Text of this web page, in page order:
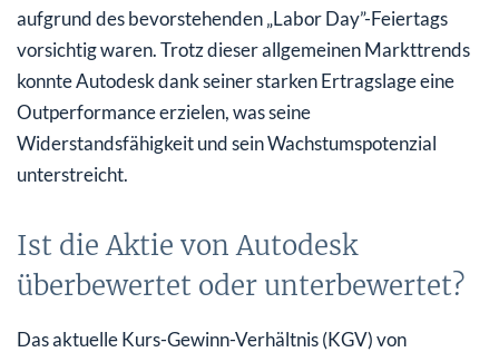
aufgrund des bevorstehenden „Labor Day”-Feiertags
vorsichtig waren. Trotz dieser allgemeinen Markttrends
konnte Autodesk dank seiner starken Ertragslage eine
Outperformance erzielen, was seine
Widerstandsfähigkeit und sein Wachstumspotenzial
unterstreicht.
Ist die Aktie von Autodesk
überbewertet oder unterbewertet?
Das aktuelle Kurs-Gewinn-Verhältnis (KGV) von